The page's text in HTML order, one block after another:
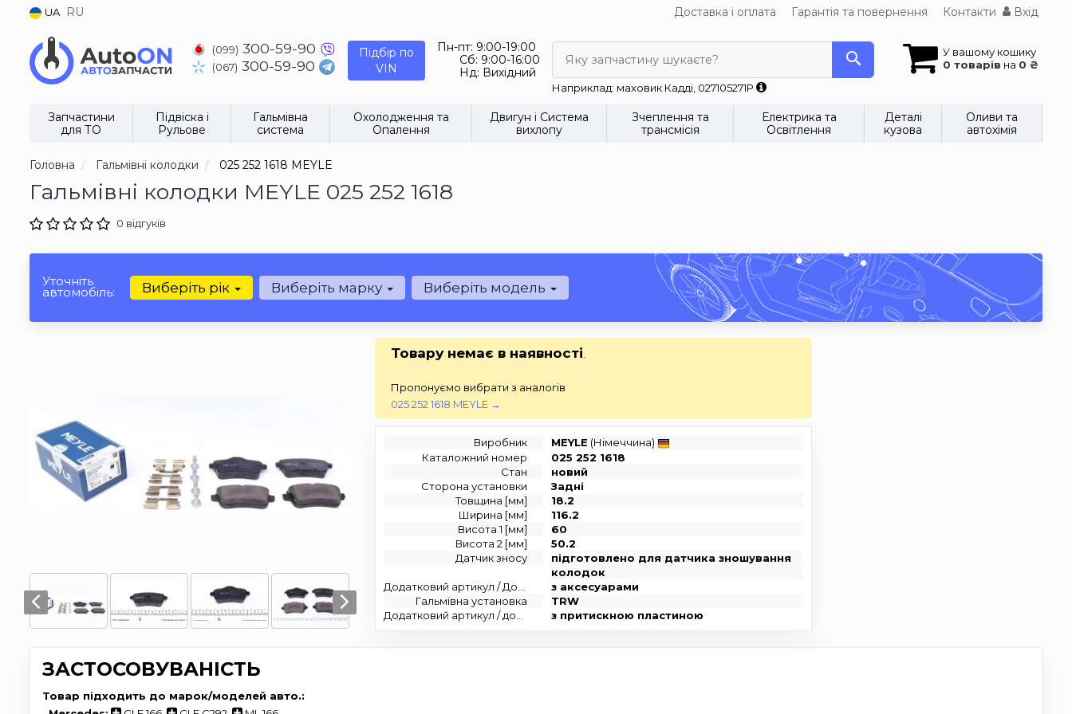
UA RU Доставка і оплата Гарантія та повернення Контакти Вхід
(099) 300-59-90
(067) 300-59-90
Підбір по
VIN
Пн-пт: 9:00-19:00
Сб: 9:00-16:00
Нд: Вихідний
У вашому кошику
0 товарів на 0 ₴
Яку запчастину шукаєте?
Наприклад: маховик Кадді, 027105271P
Запчастини
для ТО
Підвіска і
Рульове
Гальмівна
система
Охолодження та
Опалення
Двигун і Система
вихлопу
Зчеплення та
трансмісія
Електрика та
Освітлення
Деталі
кузова
Оливи та
автохімія
Головна Гальмівні колодки 025 252 1618 MEYLE
Гальмівні колодки MEYLE 025 252 1618
0 відгуків
Уточніть
автомобіль: Виберіть рік Виберіть марку Виберіть модель
Товару немає в наявності
Пропонуємо вибрати з аналогів
025 252 1618 MEYLE →
Виробник MEYLE (Німеччина)
Каталожний номер
025 252 1618
Стан
новий
Сторона установки
Задні
Товщина [мм]
18.2
Ширина [мм]
116.2
Висота 1 [мм]
60
Висота 2 [мм]
50.2
Датчик зносу
підготовлено для датчика зношування
колодок
з аксесуарами
Гальмівна установка
TRW
з притискною пластиною
ЗАСТОСОВУВАНІСТЬ
Товар підходить до марок/моделей авто.: